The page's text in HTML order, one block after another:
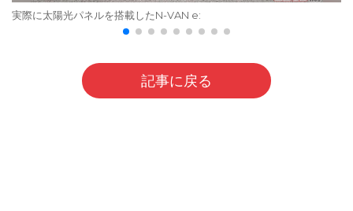
実際に太陽光パネルを搭載したN-VAN e:
記事に戻る